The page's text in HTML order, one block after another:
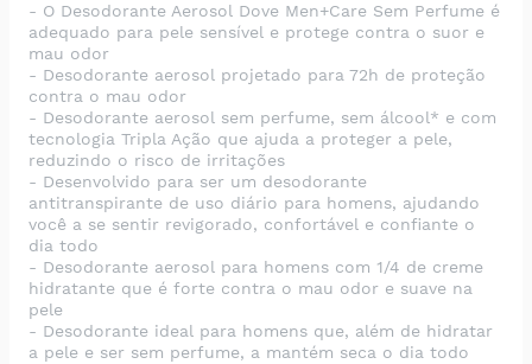
- O Desodorante Aerosol Dove Men+Care Sem Perfume é
adequado para pele sensível e protege contra o suor e
mau odor
- Desodorante aerosol projetado para 72h de proteção
contra o mau odor
- Desodorante aerosol sem perfume, sem álcool* e com
tecnologia Tripla Ação que ajuda a proteger a pele,
reduzindo o risco de irritações
- Desenvolvido para ser um desodorante
antitranspirante de uso diário para homens, ajudando
você a se sentir revigorado, confortável e confiante o
dia todo
- Desodorante aerosol para homens com 1/4 de creme
hidratante que é forte contra o mau odor e suave na
pele
- Desodorante ideal para homens que, além de hidratar
a pele e ser sem perfume, a mantém seca o dia todo